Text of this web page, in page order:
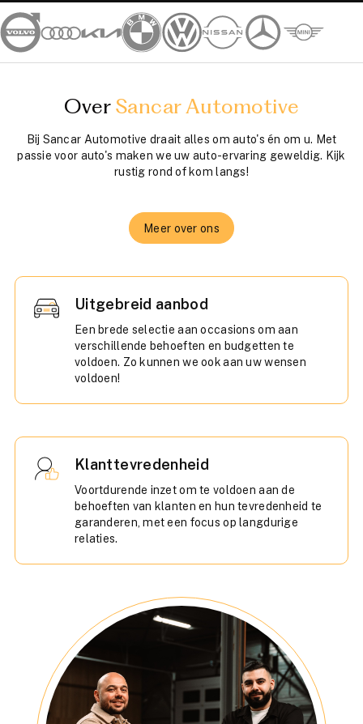
Over Sancar Automotive
Bij Sancar Automotive draait alles om auto's én om u. Met
passie voor auto's maken we uw auto-ervaring geweldig. Kijk
rustig rond of kom langs!
Meer over ons
Uitgebreid aanbod
Een brede selectie aan occasions om aan
verschillende behoeften en budgetten te
voldoen. Zo kunnen we ook aan uw wensen
voldoen!
Klanttevredenheid
Voortdurende inzet om te voldoen aan de
behoeften van klanten en hun tevredenheid te
garanderen, met een focus op langdurige
relaties.